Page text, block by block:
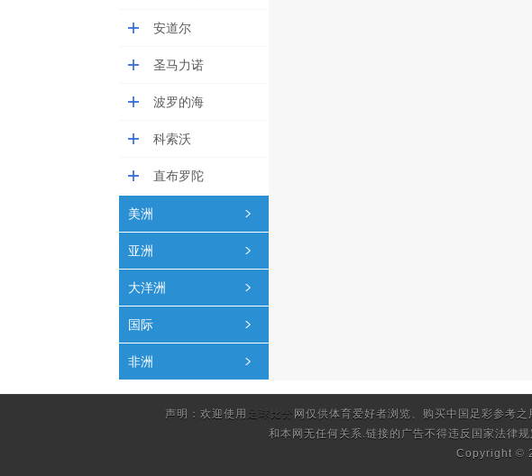
安道尔
圣马力诺
波罗的海
科索沃
直布罗陀
美洲
亚洲
大洋洲
国际
非洲
声明：欢迎使用 足球比分 网仅供体育爱好者浏览、购买中国足彩参考
和本网无任何关系.链接的广告不得违反国家法律规
Copyright ©